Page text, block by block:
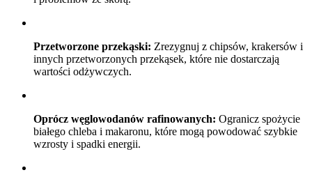
Przetworzone przekąski: Zrezygnuj z chipsów, krakersów i
innych przetworzonych przekąsek, które nie dostarczają
wartości odżywczych.
Oprócz węglowodanów rafinowanych: Ogranicz spożycie
białego chleba i makaronu, które mogą powodować szybkie
wzrosty i spadki energii.